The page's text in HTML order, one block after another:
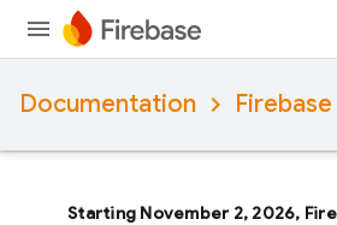
Documentation
Starting November 2, 2026,